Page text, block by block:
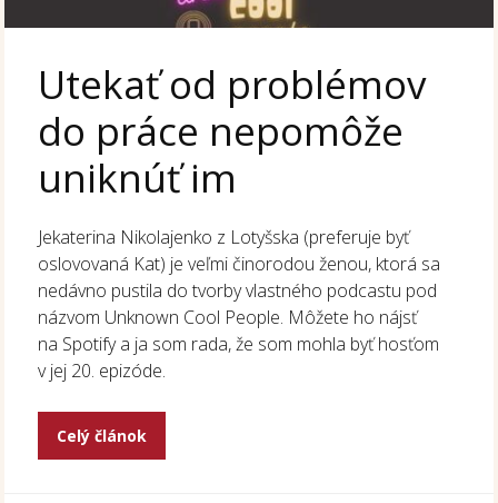
Utekať od problémov
do práce nepomôže
uniknúť im
Jekaterina Nikolajenko z Lotyšska (preferuje byť
oslovovaná Kat) je veľmi činorodou ženou, ktorá sa
nedávno pustila do tvorby vlastného podcastu pod
názvom Unknown Cool People. Môžete ho nájsť
na Spotify a ja som rada, že som mohla byť hosťom
v jej 20. epizóde.
Celý článok